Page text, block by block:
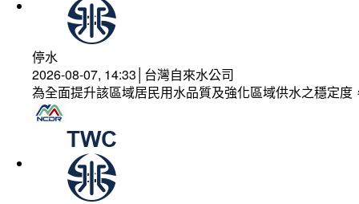
停水
2026-08-07, 14:33│台灣自來水公司
為全面提升該區域居民用水品質及強化區域供水之穩定